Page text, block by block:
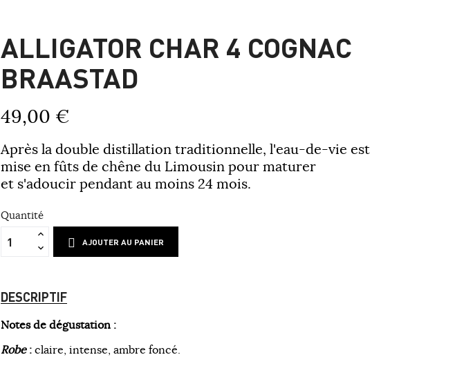
ALLIGATOR CHAR 4 COGNAC
BRAASTAD
49,00 €
Après la double distillation traditionnelle, l'eau-de-vie est
mise en fûts de chêne du Limousin pour maturer
et s'adoucir pendant au moins 24 mois.
Quantité
AJOUTER AU PANIER
DESCRIPTIF
Notes de dégustation :
Robe: claire, intense, ambre foncé.